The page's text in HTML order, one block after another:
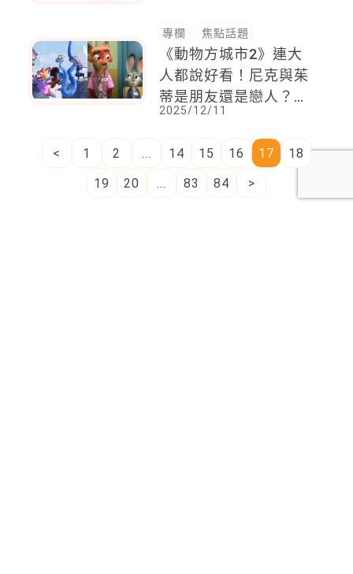
專欄 焦點話題
《動物方城市2》連大
人都說好看！尼克與茱
蒂是朋友還是戀人？新
角色毒蛇蓋瑞是刻板印
象的反派嗎？看完之後
小孩可能會問你的事
2025/12/11
< 1 2 ... 14 15 16 17
18
19
20 ... 83 84 >